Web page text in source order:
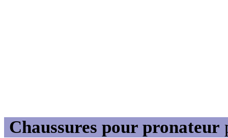
Chaussures pour pronateur